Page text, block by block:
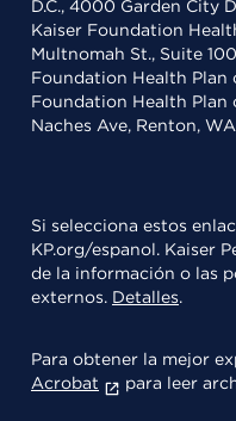
D.C., 4000 Garden City
Kaiser Foundation
Multnomah St., Suite
Foundation Health Plan
Foundation Health Plan
Naches Ave, Renton,
Si selecciona estos
KP.org/espanol. Kaiser
de la información o las
externos. Detalles.
Para obtener la mejor
Acrobat
para leer